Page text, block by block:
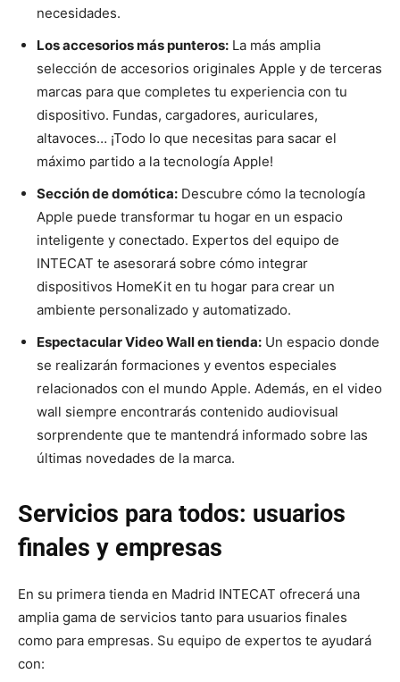
necesidades.
Los accesorios más punteros: La más amplia
selección de accesorios originales Apple y de terceras
marcas para que completes tu experiencia con tu
dispositivo. Fundas, cargadores, auriculares,
altavoces… ¡Todo lo que necesitas para sacar el
máximo partido a la tecnología Apple!
Sección de domótica: Descubre cómo la tecnología
Apple puede transformar tu hogar en un espacio
inteligente y conectado. Expertos del equipo de
INTECAT te asesorará sobre cómo integrar
dispositivos HomeKit en tu hogar para crear un
ambiente personalizado y automatizado.
Espectacular Video Wall en tienda: Un espacio donde
se realizarán formaciones y eventos especiales
relacionados con el mundo Apple. Además, en el video
wall siempre encontrarás contenido audiovisual
sorprendente que te mantendrá informado sobre las
últimas novedades de la marca.
Servicios para todos: usuarios
finales y empresas
En su primera tienda en Madrid INTECAT ofrecerá una
amplia gama de servicios tanto para usuarios finales
como para empresas. Su equipo de expertos te ayudará
con: